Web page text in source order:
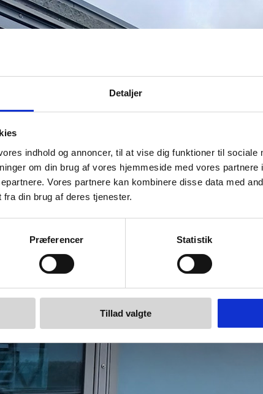
Detaljer
indhold og annoncer, til at vise dig funktioner til sociale
om din brug af vores hjemmeside med vores partnere
Vores partnere kan kombinere disse data med
din brug af deres tjenester.
Præferencer Statistik
Tillad valgte